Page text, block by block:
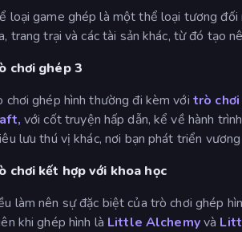
loại game ghép là một thể loại tương
trang trại và các tài sản khác, từ đó tạo
chơi ghép 3
chơi ghép hình thường đi kèm với trò
với cốt truyện hấp dẫn, kể về hành
lưu thú vị khác, nơi bạn phát triển
chơi kết hợp với khoa học
làm nên sự đặc biệt của trò chơi ghép
khi ghép hình là Little Alchemyvà